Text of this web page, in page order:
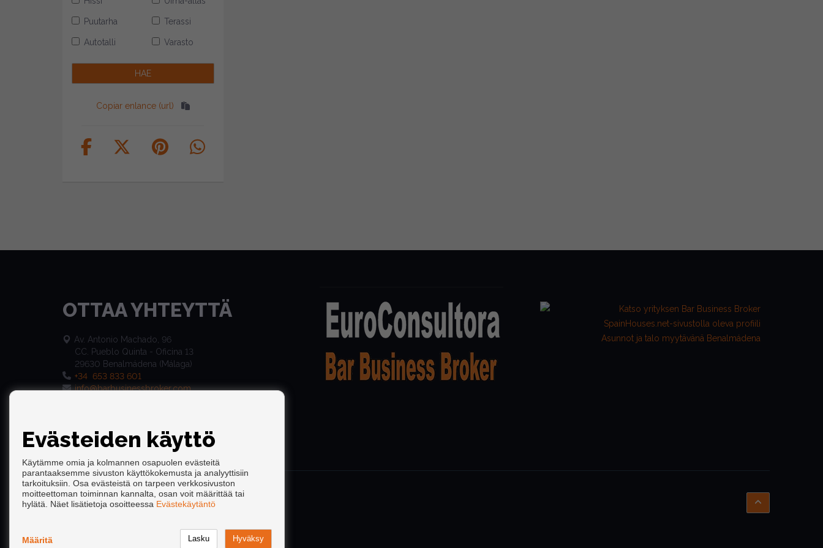
Puutarha Terassi
Autotalli Varasto
Copiar enlance (url)
OTTAA YHTEYTTÄ
Av. Antonio Machado, 96
CC. Pueblo Quinta - Oficina 13
29630 Benalmádena (Málaga)
+34 653 833 601
info@barbusinessbroker.com
Asunnot ja talo myytävänä Benalmádena
Copyright © 2026. Kaikki oikeudet pidätetään.
Evästeiden käyttö
Käytämme omia ja kolmannen osapuolen evästeitä
parantaaksemme sivuston käyttökokemusta ja analyyttisiin
tarkoituksiin. Osa evästeistä on tarpeen verkkosivuston
moitteettoman toiminnan kannalta, osan voit määrittää tai
hylätä. Näet lisätietoja osoitteessa Evästekäytäntö
Määritä